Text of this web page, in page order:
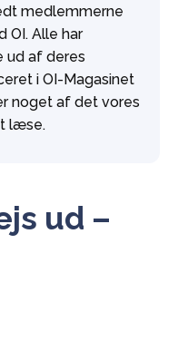
medlemmerne
OI. Alle har
ud af deres
i OI-Magasinet
noget af det vores
læse.
ud –